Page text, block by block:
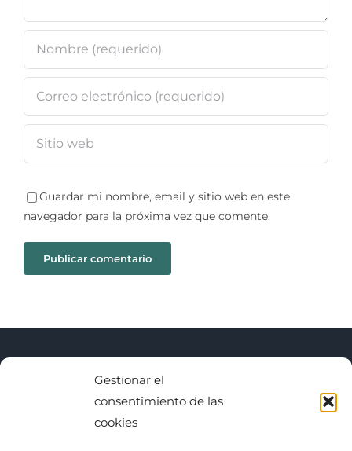
Gestionar el
consentimiento de las
cookies
Guardar mi nombre, email y sitio web en este
navegador para la próxima vez que comente.